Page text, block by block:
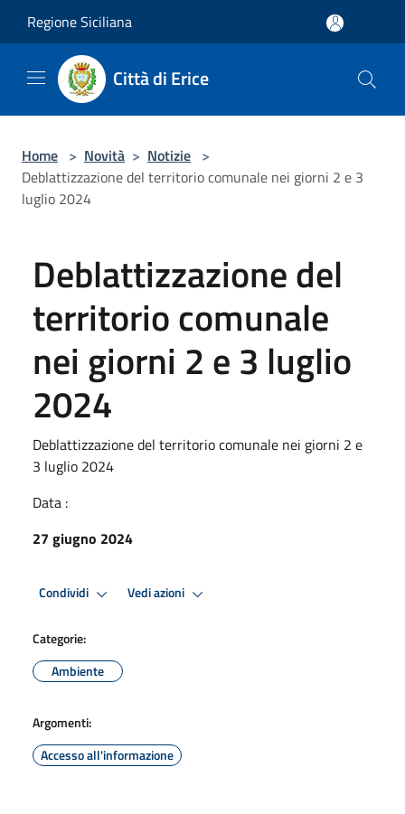
Regione Siciliana
Città di Erice
Home > Novità > Notizie >
Deblattizzazione del territorio comunale nei giorni 2 e 3
luglio 2024
Deblattizzazione del
territorio comunale
nei giorni 2 e 3 luglio
2024
Deblattizzazione del territorio comunale nei giorni 2 e
3 luglio 2024
Data :
27 giugno 2024
Condividi Vedi azioni
Categorie:
Ambiente
Argomenti:
Accesso all'informazione